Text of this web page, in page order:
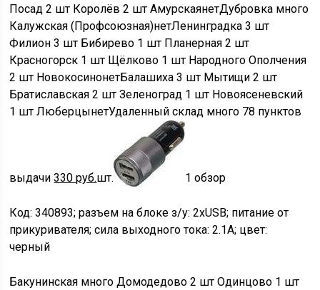
Посад 2 шт Королёв 2 штАмурскаянетДубровка много
Калужская (Профсоюзная)нетЛенинградка 3 шт
Филион 3 шт Бибирево 1 шт Планерная 2 шт
Красногорск 1 шт Щёлково 1 шт Народного Ополчения
2 шт НовокосинонетБалашиха 3 шт Мытищи 2 шт
Братиславская 2 штЗеленоград 1 шт Новоясеневский
1 штЛюберцынетУдаленный склад много 78 пунктов
выдачи330руб.шт. 1 обзор
Код: 340893; разъем на блоке з/у: 2xUSB; питание от
прикуривателя; сила выходного тока: 2.1A; цвет:
черный
Бакунинская многоДомодедово 2 штОдинцово 1 шт